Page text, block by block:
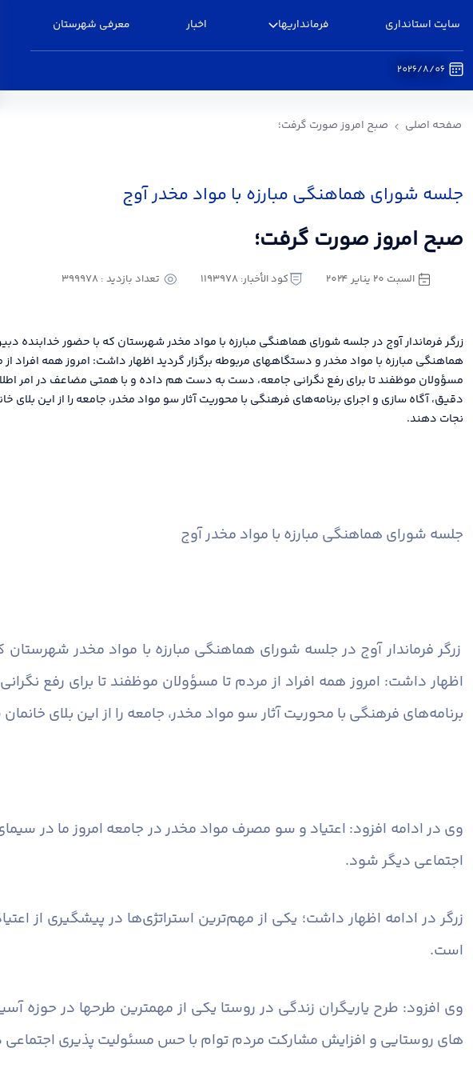
سایت استانداری فرمانداریها اخبار معرفی شهرستان
2026/8/06
صفحه اصلی صبح امروز صورت گرفت؛
جلسه شورای هماهنگی مبارزه با مواد مخدر آوج
صبح امروز صورت گرفت؛
السبت ٢٠ يناير ٢٠٢٤ كود الأخبار: 1193978 تعداد بازدید : 399978
زرگر فرماندار آوج در جلسه شورای هماهنگی مبارزه با مواد مخدر شهرستان که با حضور خدابنده
هماهنگی مبارزه با مواد مخدر و دستگاههای مربوطه برگزار گردید اظهار داشت: امروز همه افراد از
مسؤولان موظفند تا برای رفع نگرانی جامعه، دست به دست هم داده و با همتی مضاعف در امر
دقیق، آگاه سازی و اجرای برنامه‌های فرهنگی با محوریت آثار سو مواد مخدر، جامعه را از این بلای
نجات دهند.
جلسه شورای هماهنگی مبارزه با مواد مخدر آوج
زرگر فرماندار آوج در جلسه شورای هماهنگی مبارزه با مواد مخدر
اظهار داشت: امروز همه افراد از مردم تا مسؤولان موظفند تا برای رفع
برنامه‌های فرهنگی با محوریت آثار سو مواد مخدر، جامعه را از این بلای
وی در ادامه افزود: اعتیاد و سو مصرف مواد مخدر در جامعه امروز ما در
اجتماعی دیگر شود.
زرگر در ادامه اظهار داشت؛ یکی از مهم‌ترین استراتژی‌ها در پیشگیری از
است.
وی افزود: طرح یاریگران زندگی در روستا یکی از مهمترین طرحها در حوزه
های روستایی و افزایش مشارکت مردم توام با حس مسئولیت پذیری اجتماعی